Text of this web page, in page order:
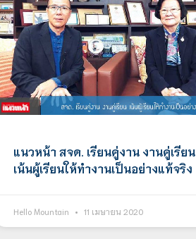
แนวหน้า สจด. เรียนคู่งาน งานคู่เรียน
เน้นผู้เรียนให้ทำงานเป็นอย่างแท้จริง
Hello Mountain 11 เมษายน 2020